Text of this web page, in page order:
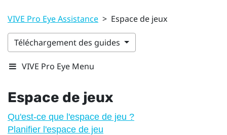
VIVE Pro Eye Assistance > Espace de jeux
Téléchargement des guides
VIVE Pro Eye Menu
Espace de jeux
Qu'est-ce que l'espace de jeu ?
Planifier l'espace de jeu